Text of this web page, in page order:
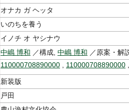
オナカ ガ ヘッタ
いのちを養う
イノチ オ ヤシナウ
中嶋 博和 ／構成, 中嶋 博和 ／原案・解
110000708890000 110000708890000
新装版
戸田